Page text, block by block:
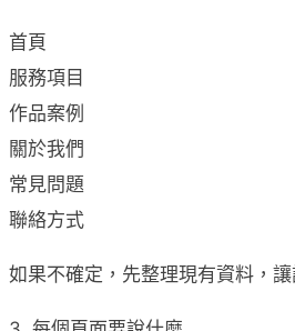
首頁
服務項目
作品案例
關於我們
常見問題
聯絡方式
如果不確定，先整理現有資料，